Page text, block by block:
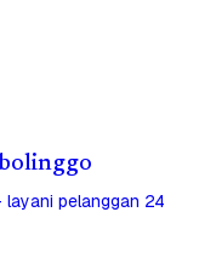
pelanggan 24